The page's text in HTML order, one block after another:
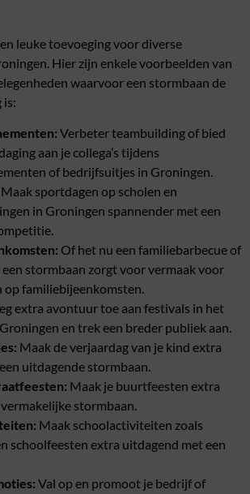
leuke toevoeging voor diverse
Hier zijn enkele voorbeelden van
waarvoor een stormbaan de
is:
Verbeter teambuilding of bied
aan je collega’s tijdens
of bedrijfsuitjes in Groningen.
Maak sportdagen op scholen en
in Groningen spannender met een
Of het nu een familiebarbecue of
een stormbaan zorgt voor vermaak voor
op familiebijeenkomsten.
extra avontuur toe aan festivals in het
en trek een breder publiek aan.
Maak de verjaardag van je kind extra
uitdagende stormbaan.
Maak je buurtfeesten extra
stormbaan.
Maak schoolactiviteiten zoals
schoolfeesten extra uitdagend met een
Val op en promoot je bedrijf of